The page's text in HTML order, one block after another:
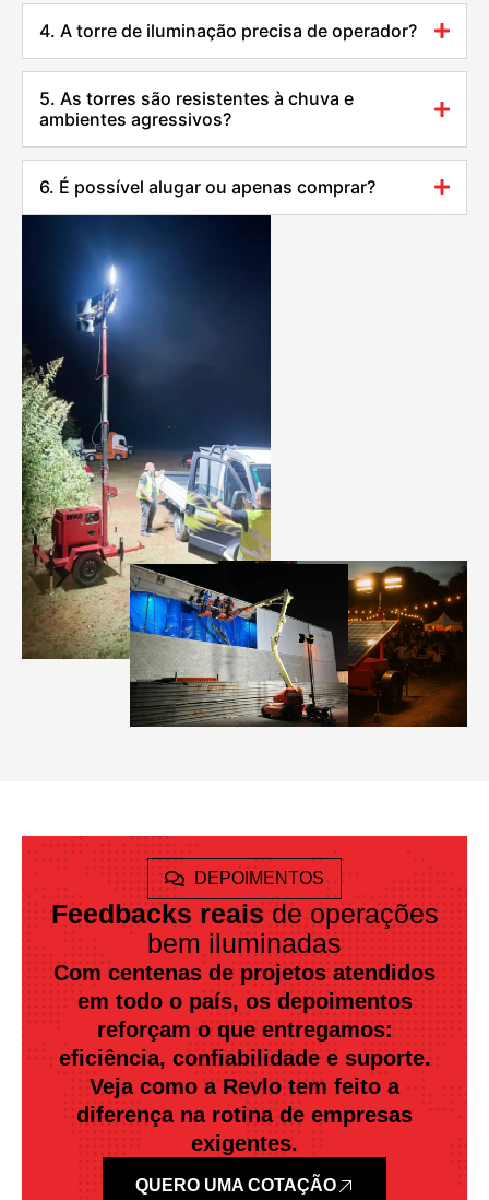
4. A torre de iluminação precisa de operador?
5. As torres são resistentes à chuva e
ambientes agressivos?
6. É possível alugar ou apenas comprar?
DEPOIMENTOS
Feedbacks reaisde operações
bem iluminadas
Com centenas de projetos atendidos
em todo o país, os depoimentos
reforçam o que entregamos:
eficiência, confiabilidade e suporte.
Veja como a Revlo tem feito a
diferença na rotina de empresas
exigentes.
QUERO UMA COTAÇÃO